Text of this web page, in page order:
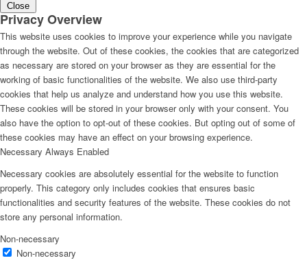
Close
Privacy Overview
This website uses cookies to improve your experience while you navigate
through the website. Out of these cookies, the cookies that are categorized
as necessary are stored on your browser as they are essential for the
working of basic functionalities of the website. We also use third-party
cookies that help us analyze and understand how you use this website.
These cookies will be stored in your browser only with your consent. You
also have the option to opt-out of these cookies. But opting out of some of
these cookies may have an effect on your browsing experience.
Necessary Always Enabled
Necessary cookies are absolutely essential for the website to function
properly. This category only includes cookies that ensures basic
functionalities and security features of the website. These cookies do not
store any personal information.
Non-necessary
Non-necessary